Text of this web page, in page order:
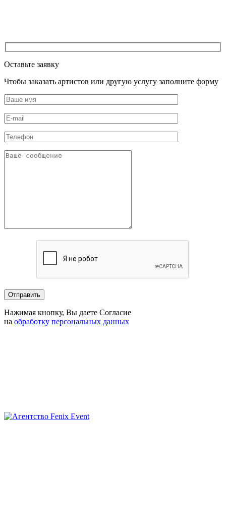
Оставьте заявку
Чтобы заказать артистов или другую услугу заполните форму
Нажимая кнопку, Вы даете Согласие
на обработку персональных данных
Агентство